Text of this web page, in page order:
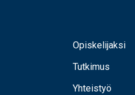
Opiskelijaksi
Tutkimus
Yhteistyö